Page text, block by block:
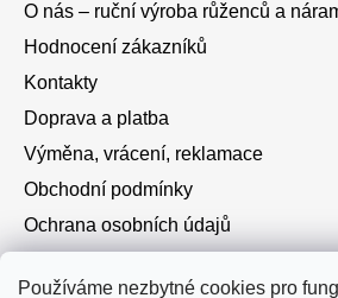
Používáme nezbytné cookies pro
O nás – ruční výroba růženců a
Hodnocení zákazníků
Kontakty
Doprava a platba
Výměna, vrácení, reklamace
Obchodní podmínky
Ochrana osobních údajů